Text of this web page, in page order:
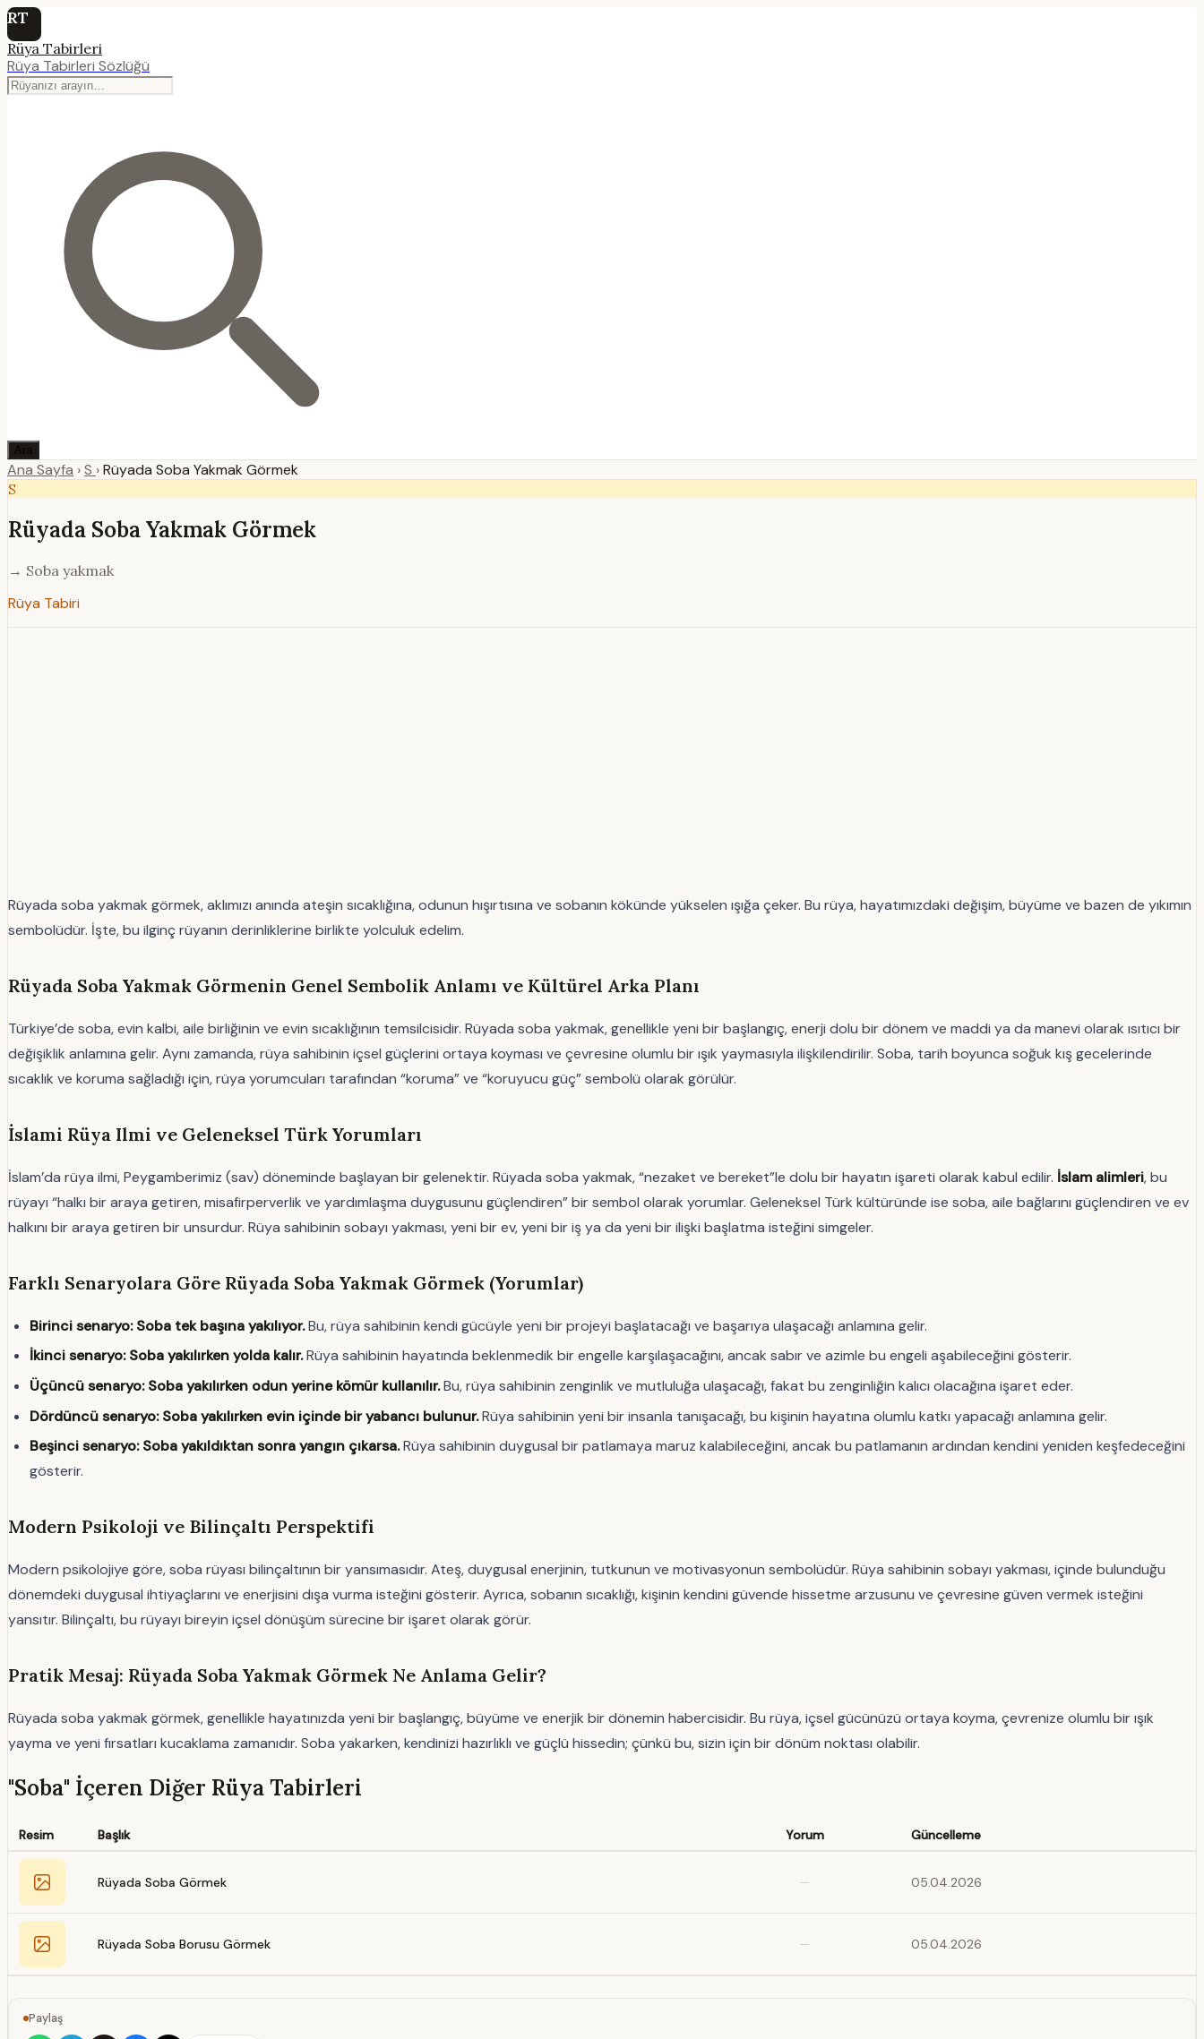
RT
Rüya Tabirleri
Rüya Tabirleri Sözlüğü
Ara
Ana Sayfa ›S ›Rüyada Soba Yakmak Görmek
S
Rüyada Soba Yakmak Görmek
→ Soba yakmak
Rüya Tabiri
Rüyada soba yakmak görmek, aklımızı anında ateşin sıcaklığına, odunun hışırtısına ve sobanın kökünde yükselen ışığa çeker. Bu rüya, hayatımızdaki değişim, büyüme ve bazen de yıkımın
sembolüdür. İşte, bu ilginç rüyanın derinliklerine birlikte yolculuk edelim.
Rüyada Soba Yakmak Görmenin Genel Sembolik Anlamı ve Kültürel Arka Planı
Türkiye’de soba, evin kalbi, aile birliğinin ve evin sıcaklığının temsilcisidir. Rüyada soba yakmak, genellikle yeni bir başlangıç, enerji dolu bir dönem ve maddi ya da manevi olarak ısıtıcı bir
değişiklik anlamına gelir. Aynı zamanda, rüya sahibinin içsel güçlerini ortaya koyması ve çevresine olumlu bir ışık yaymasıyla ilişkilendirilir. Soba, tarih boyunca soğuk kış gecelerinde
sıcaklık ve koruma sağladığı için, rüya yorumcuları tarafından “koruma” ve “koruyucu güç” sembolü olarak görülür.
İslami Rüya Ilmi ve Geleneksel Türk Yorumları
İslam’da rüya ilmi, Peygamberimiz (sav) döneminde başlayan bir gelenektir. Rüyada soba yakmak, “nezaket ve bereket”le dolu bir hayatın işareti olarak kabul edilir. İslam alimleri, bu
rüyayı “halkı bir araya getiren, misafirperverlik ve yardımlaşma duygusunu güçlendiren” bir sembol olarak yorumlar. Geleneksel Türk kültüründe ise soba, aile bağlarını güçlendiren ve ev
halkını bir araya getiren bir unsurdur. Rüya sahibinin sobayı yakması, yeni bir ev, yeni bir iş ya da yeni bir ilişki başlatma isteğini simgeler.
Farklı Senaryolara Göre Rüyada Soba Yakmak Görmek (Yorumlar)
Birinci senaryo: Soba tek başına yakılıyor.Bu, rüya sahibinin kendi gücüyle yeni bir projeyi başlatacağı ve başarıya ulaşacağı anlamına gelir.
İkinci senaryo: Soba yakılırken yolda kalır.Rüya sahibinin hayatında beklenmedik bir engelle karşılaşacağını, ancak sabır ve azimle bu engeli aşabileceğini gösterir.
Üçüncü senaryo: Soba yakılırken odun yerine kömür kullanılır.Bu, rüya sahibinin zenginlik ve mutluluğa ulaşacağı, fakat bu zenginliğin kalıcı olacağına işaret eder.
Dördüncü senaryo: Soba yakılırken evin içinde bir yabancı bulunur.Rüya sahibinin yeni bir insanla tanışacağı, bu kişinin hayatına olumlu katkı yapacağı anlamına gelir.
Beşinci senaryo: Soba yakıldıktan sonra yangın çıkarsa.Rüya sahibinin duygusal bir patlamaya maruz kalabileceğini, ancak bu patlamanın ardından kendini yeniden keşfedeceğini
gösterir.
Modern Psikoloji ve Bilinçaltı Perspektifi
Modern psikolojiye göre, soba rüyası bilinçaltının bir yansımasıdır. Ateş, duygusal enerjinin, tutkunun ve motivasyonun sembolüdür. Rüya sahibinin sobayı yakması, içinde bulunduğu
dönemdeki duygusal ihtiyaçlarını ve enerjisini dışa vurma isteğini gösterir. Ayrıca, sobanın sıcaklığı, kişinin kendini güvende hissetme arzusunu ve çevresine güven vermek isteğini
yansıtır. Bilinçaltı, bu rüyayı bireyin içsel dönüşüm sürecine bir işaret olarak görür.
Pratik Mesaj: Rüyada Soba Yakmak Görmek Ne Anlama Gelir?
Rüyada soba yakmak görmek, genellikle hayatınızda yeni bir başlangıç, büyüme ve enerjik bir dönemin habercisidir. Bu rüya, içsel gücünüzü ortaya koyma, çevrenize olumlu bir ışık
yayma ve yeni fırsatları kucaklama zamanıdır. Soba yakarken, kendinizi hazırlıklı ve güçlü hissedin; çünkü bu, sizin için bir dönüm noktası olabilir.
"Soba" İçeren Diğer Rüya Tabirleri
Resim Başlık Yorum Güncelleme
Rüyada Soba Görmek — 05.04.2026
Rüyada Soba Borusu Görmek — 05.04.2026
Paylaş